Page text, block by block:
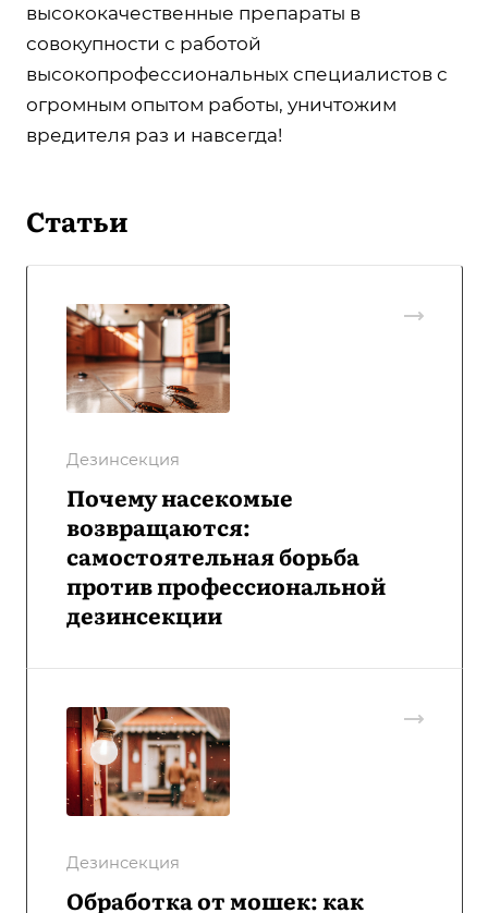
высококачественные препараты в
совокупности с работой
высокопрофессиональных специалистов с
огромным опытом работы, уничтожим
вредителя раз и навсегда!
Статьи
Дезинсекция
Почему насекомые
возвращаются:
самостоятельная борьба
против профессиональной
дезинсекции
Дезинсекция
Обработка от мошек: как